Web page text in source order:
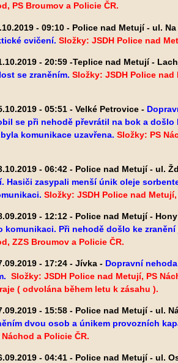
PS Broumov a Policie ČR.
- 09:10 - Police nad Metují - ul.
cvičení. Složky: JSDH Police nad
- 20:59 -Teplice nad Metují -
se zraněním. Složky: JSDH Police
- 05:51 - Velké Petrovice -
se při nehodě převrátil na bok a došlo
komunikace uzavřena. Složky: PS
- 06:42 - Police nad Metují - ul.
Hasiči zasypali menší únik oleje
Složky: JSDH Police nad
- 12:12 - Police nad Metují -
komunikaci. Při nehodě došlo ke
ZZS Broumov a Policie ČR.
- 17:24 - Jívka - Dopravní
Složky: JSDH Police nad Metují, PS
( odvolána během letu k zásahu ).
- 15:58 - Police nad Metují - ul.
dvou osob a únikem provozních
a Policie ČR.
- 04:41 - Police nad Metují - ul.